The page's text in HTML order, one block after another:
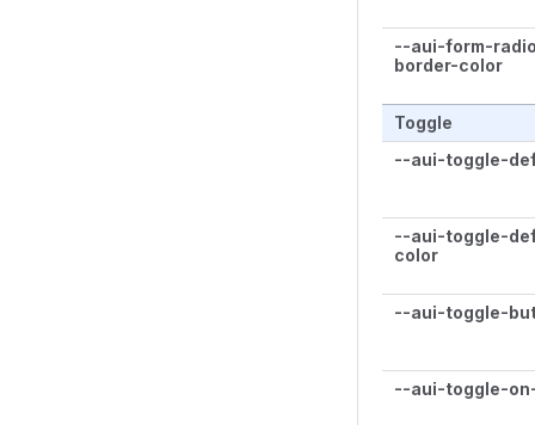
--aui-form-
border-color
Toggle
--aui-toggle-
--aui-toggle-
color
--aui-toggle-
--aui-toggle-